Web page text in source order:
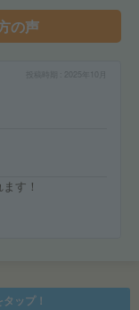
の声
2025年10月
す！
ップ！